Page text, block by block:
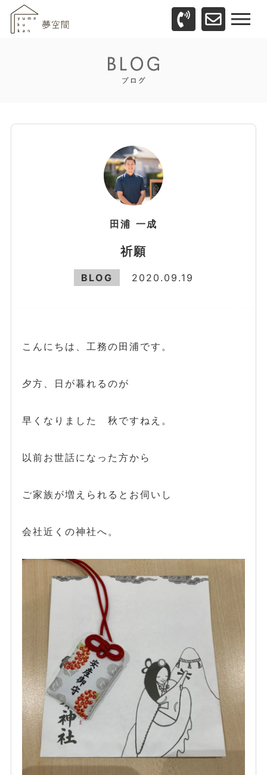
田浦 一成
祈願
BLOG 2020.09.19
こんにちは、工務の田浦です。
夕方、日が暮れるのが
早くなりました 秋ですねえ。
以前お世話になった方から
ご家族が増えられるとお伺いし
会社近くの神社へ。